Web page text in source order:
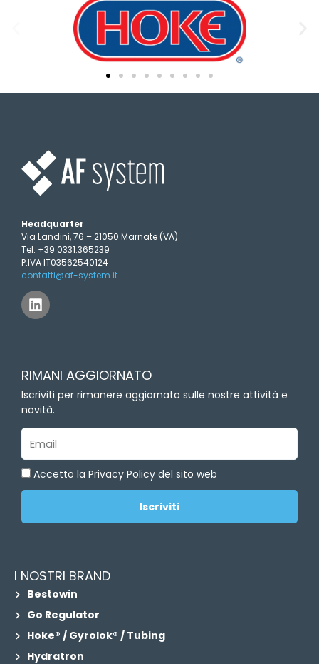
Headquarter
Via Landini, 76 – 21050 Marnate (VA)
Tel. +39 0331.365239
P.IVA IT03562540124
contatti@af-system.it
L
i
n
d
i
n
RIMANI AGGIORNATO
Iscriviti per rimanere aggiornato sulle nostre attività e
novità.
Accetto la Privacy Policy del sito web
Iscriviti
I NOSTRI BRAND
Bestowin
Go Regulator
Hoke® / Gyrolok® / Tubing
Hydratron